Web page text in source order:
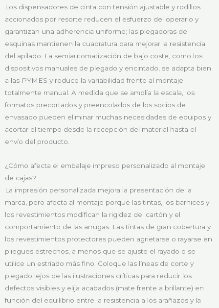
Los dispensadores de cinta con tensión ajustable y rodillos
accionados por resorte reducen el esfuerzo del operario y
garantizan una adherencia uniforme; las plegadoras de
esquinas mantienen la cuadratura para mejorar la resistencia
del apilado. La semiautomatización de bajo coste, como los
dispositivos manuales de plegado y encintado, se adapta bien
a las PYMES y reduce la variabilidad frente al montaje
totalmente manual. A medida que se amplía la escala, los
formatos precortados y preencolados de los socios de
envasado pueden eliminar muchas necesidades de equipos y
acortar el tiempo desde la recepción del material hasta el
envío del producto.
¿Cómo afecta el embalaje impreso personalizado al montaje
de cajas?
La impresión personalizada mejora la presentación de la
marca, pero afecta al montaje porque las tintas, los barnices y
los revestimientos modifican la rigidez del cartón y el
comportamiento de las arrugas. Las tintas de gran cobertura y
los revestimientos protectores pueden agrietarse o rayarse en
pliegues estrechos, a menos que se ajuste el rayado o se
utilice un estriado más fino. Coloque las líneas de corte y
plegado lejos de las ilustraciones críticas para reducir los
defectos visibles y elija acabados (mate frente a brillante) en
función del equilibrio entre la resistencia a los arañazos y la